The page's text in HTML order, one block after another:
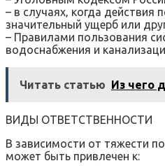
– в случаях‚ когда действия
значительный ущерб или
– Правилами пользования
водоснабжения и
Читать статью Из чего
ВИДЫ ОТВЕТСТВЕННОСТИ
В зависимости от тяжести
может быть привлечен к: